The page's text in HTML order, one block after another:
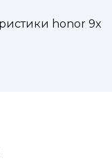
honor 9x